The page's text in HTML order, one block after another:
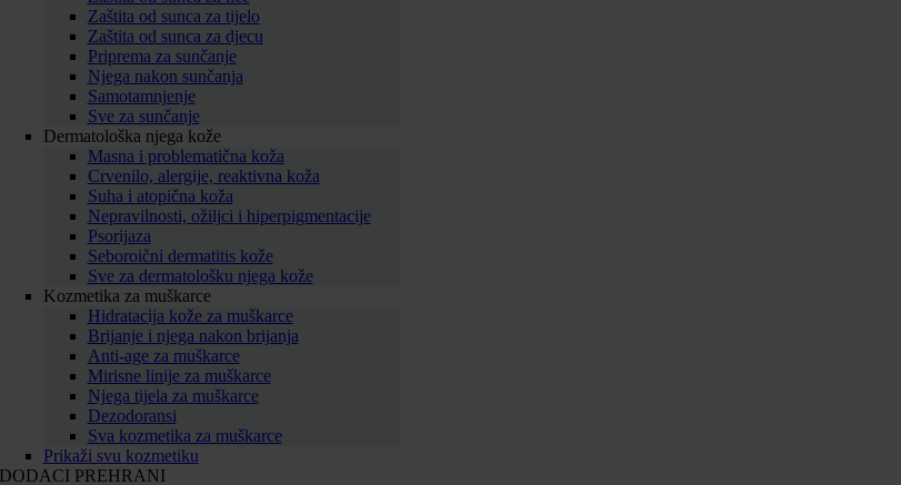
Zaštita od sunca za tijelo
Zaštita od sunca za djecu
Priprema za sunčanje
Njega nakon sunčanja
Samotamnjenje
Sve za sunčanje
Dermatološka njega kože
Masna i problematična koža
Crvenilo, alergije, reaktivna koža
Suha i atopična koža
Nepravilnosti, ožiljci i hiperpigmentacije
Psorijaza
Seboroični dermatitis kože
Sve za dermatološku njega kože
Kozmetika za muškarce
Hidratacija kože za muškarce
Brijanje i njega nakon brijanja
Anti-age za muškarce
Mirisne linije za muškarce
Njega tijela za muškarce
Dezodoransi
Sva kozmetika za muškarce
Prikaži svu kozmetiku
DODACI PREHRANI